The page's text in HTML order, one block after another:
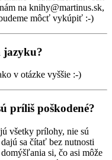
na knihy@martinus.sk,
môcť vykúpiť :-)
jazyku?
v otázke vyššie :-)
príliš poškodené?
všetky prílohy, nie sú
sa čítať bez nutnosti
si, čo asi môže